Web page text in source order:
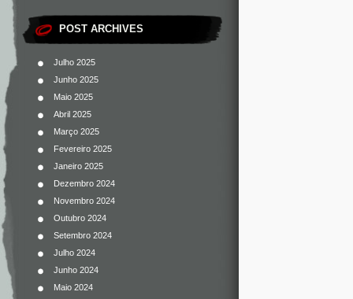
POST ARCHIVES
Julho 2025
Junho 2025
Maio 2025
Abril 2025
Março 2025
Fevereiro 2025
Janeiro 2025
Dezembro 2024
Novembro 2024
Outubro 2024
Setembro 2024
Julho 2024
Junho 2024
Maio 2024